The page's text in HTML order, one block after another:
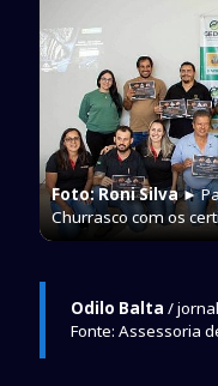
Foto: Roni Silva►
Churrasco com os
Odilo Balta /
Fonte: Assessoria